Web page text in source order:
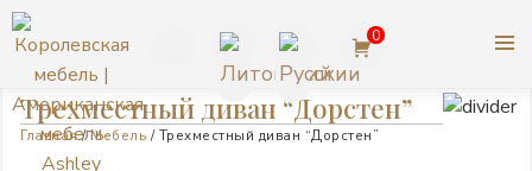
Перейти
содержимому
+370
623
0
Трехместный диван “Дорстен”
Главная/Мебель / Трехместный диван “Дорстен”